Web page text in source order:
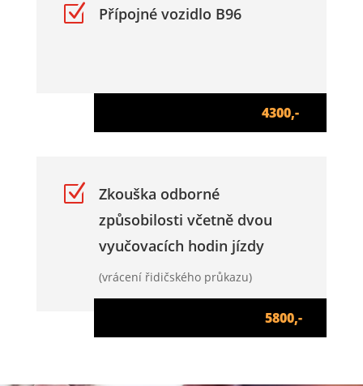
Z Přípojné vozidlo B96
4300,-
Z
Zkouška odborné
způsobilosti včetně dvou
vyučovacích hodin jízdy
(vrácení řidičského průkazu)
5800,-